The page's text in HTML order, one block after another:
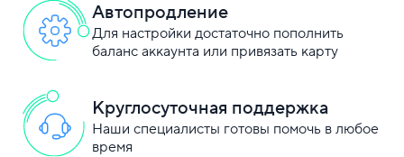
Автопродление
Для настройки достаточно пополнить
баланс аккаунта или привязать карту
Круглосуточная поддержка
Наши специалисты готовы помочь в любое
время